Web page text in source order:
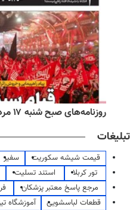
روزنامه‌های صبح شنبه ۱۷ مرداد ۱۴۰۵
تبلیغات
قیمت شیشه سکوریت سفیر
تور کربلا
استند تسلیت
مرجع پاسخ معتبر پزشکان
قطعات لباسشویی
آموزشگاه